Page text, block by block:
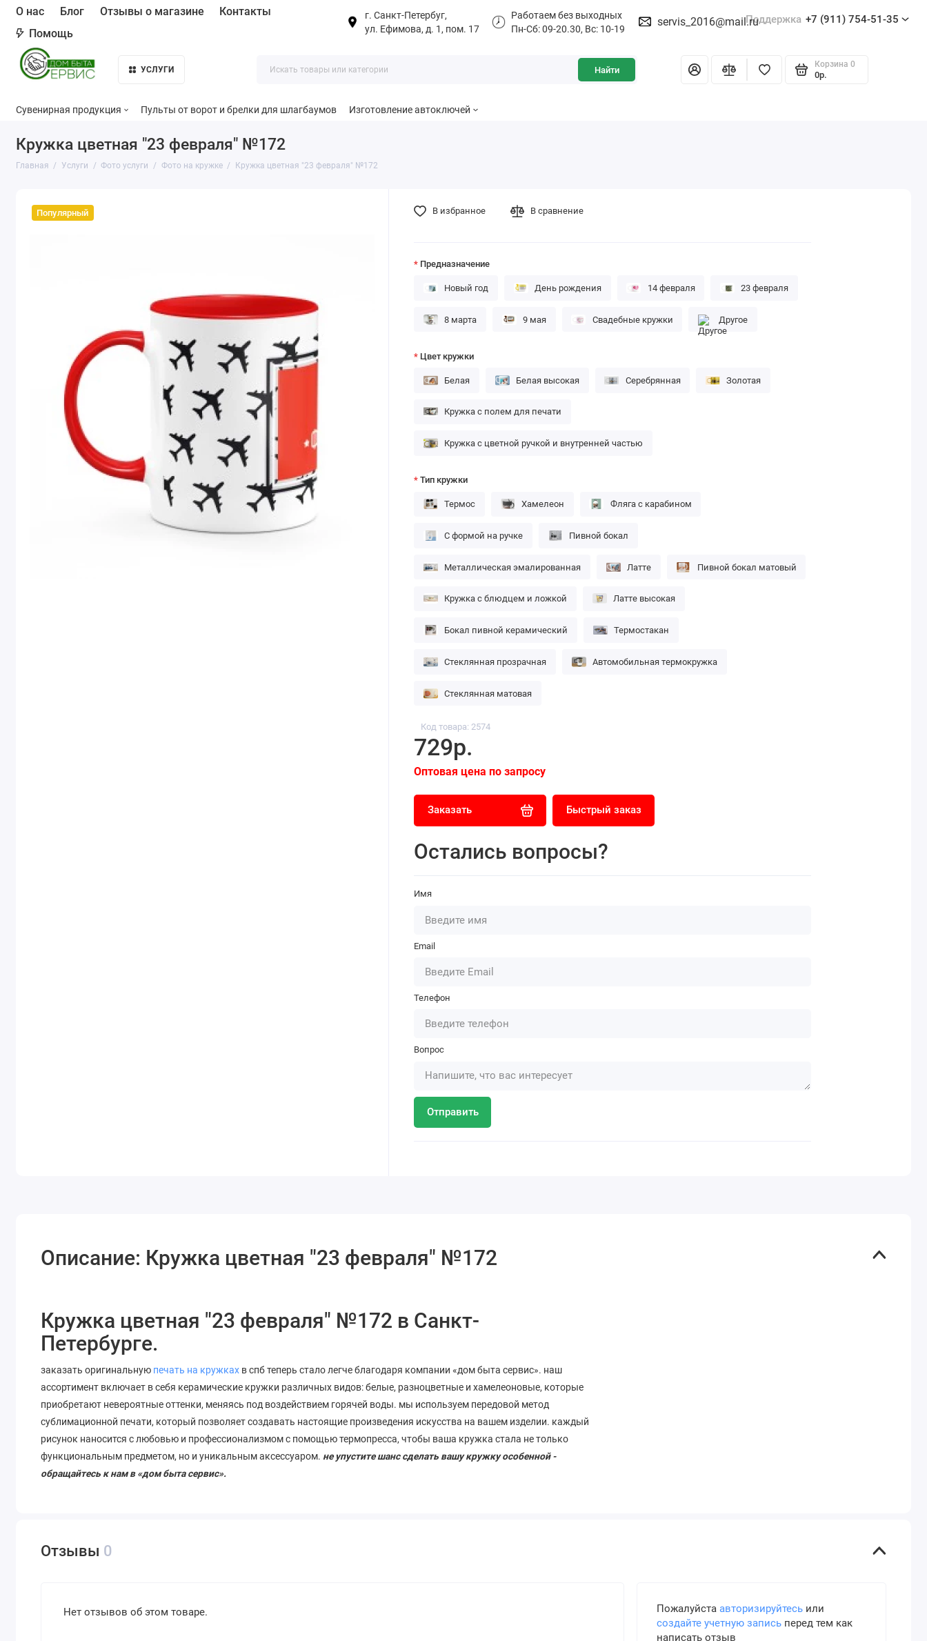
О нас Блог Отзывы о магазине
Контакты
Помощь
г. Санкт-Петербуг,
ул. Ефимова, д. 1, пом. 17
Работаем без выходных
Пн-Сб: 09-20.30, Вс: 10-19
servis_2016@mail.ruПоддержка +7 (911) 754-51-35
УСЛУГИ Найти
Корзина 0
0р.
Сувенирная продукция Пульты от ворот и брелки для шлагбаумов Изготовление автоключей
Кружка цветная "23 февраля" №172
Главная Услуги Фото услуги Фото на кружке Кружка цветная "23 февраля" №172
Популярный
Код товара: 2574
729р.
Оптовая цена по запросу
Заказать Быстрый заказ
Остались вопросы?
Имя
Email
Телефон
Вопрос
Отправить
В избранное В сравнение
Предназначение
Новый год День рождения 14 февраля 23 февраля
8 марта 9 мая Свадебные кружки Другое
Цвет кружки
Белая Белая высокая Серебрянная Золотая
Кружка с полем для печати
Кружка с цветной ручкой и внутренней частью
Тип кружки
Термос Хамелеон Фляга с карабином
С формой на ручке Пивной бокал
Металлическая эмалированная Латте Пивной бокал матовый
Кружка с блюдцем и ложкой Латте высокая
Бокал пивной керамический Термостакан
Стеклянная прозрачная Автомобильная термокружка
Стеклянная матовая
Описание: Кружка цветная "23 февраля" №172
Кружка цветная "23 февраля" №172 в Санкт-
Петербурге.
заказать оригинальную печать на кружках в спб теперь стало легче благодаря компании «дом быта сервис». наш
ассортимент включает в себя керамические кружки различных видов: белые, разноцветные и хамелеоновые, которые
приобретают невероятные оттенки, меняясь под воздействием горячей воды. мы используем передовой метод
сублимационной печати, который позволяетсоздавать настоящие произведения искусства на вашем изделии. каждый
рисунок наносится с любовью и профессионализмом с помощью термопресса, чтобы ваша кружка стала не только
функциональным предметом, но и уникальным аксессуаром. не упустите шанс сделать вашу кружку особенной -
обращайтесь к нам в «дом быта сервис».
Отзывы 0
Нет отзывов об этом товаре. Пожалуйста авторизируйтесьили
создайте учетную записьперед тем как
написать отзыв